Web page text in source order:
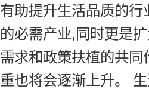
有助提升生活品质的
的必需产业,同时更是
需求和政策扶植的共
重也将会逐渐上升。